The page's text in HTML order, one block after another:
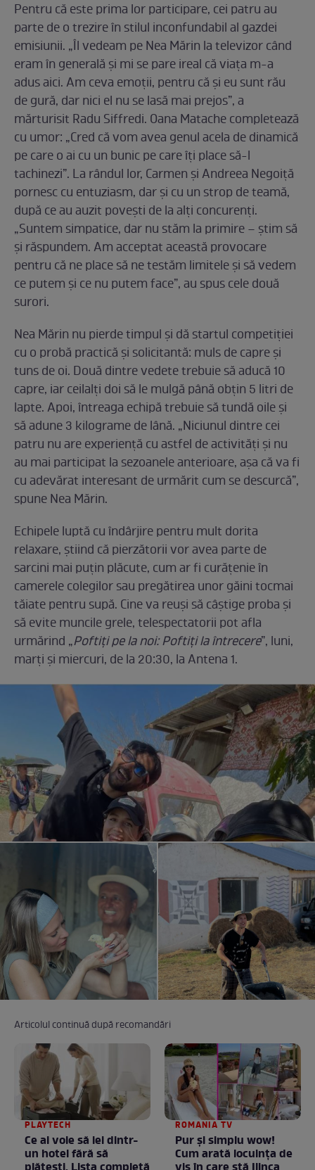
Pentru că este prima lor participare, cei patru au
parte de o trezire în stilul inconfundabil al gazdei
emisiunii. „Îl vedeam pe Nea Mărin la televizor când
eram în generală și mi se pare ireal că viața m-a
adus aici. Am ceva emoții, pentru că și eu sunt rău
de gură, dar nici el nu se lasă mai prejos”, a
mărturisit Radu Siffredi. Oana Matache completează
cu umor: „Cred că vom avea genul acela de dinamică
pe care o ai cu un bunic pe care îți place să-l
tachinezi”. La rândul lor, Carmen și Andreea Negoiță
pornesc cu entuziasm, dar și cu un strop de teamă,
după ce au auzit povești de la alți concurenți.
„Suntem simpatice, dar nu stăm la primire – știm să
și răspundem. Am acceptat această provocare
pentru că ne place să ne testăm limitele și să vedem
ce putem și ce nu putem face”, au spus cele două
surori.
Nea Mărin nu pierde timpul și dă startul competiției
cu o probă practică și solicitantă: muls de capre și
tuns de oi. Două dintre vedete trebuie să aducă 10
capre, iar ceilalți doi să le mulgă până obțin 5 litri de
lapte. Apoi, întreaga echipă trebuie să tundă oile și
să adune 3 kilograme de lână. „Niciunul dintre cei
patru nu are experiență cu astfel de activități și nu
au mai participat la sezoanele anterioare, așa că va fi
cu adevărat interesant de urmărit cum se descurcă”,
spune Nea Mărin.
Echipele luptă cu îndârjire pentru mult dorita
relaxare, știind că pierzătorii vor avea parte de
sarcini mai puțin plăcute, cum ar fi curățenie în
camerele colegilor sau pregătirea unor găini tocmai
tăiate pentru supă. Cine va reuși să câștige proba și
să evite muncile grele, telespectatorii pot afla
urmărind „Poftiți pe la noi: Poftiți la întrecere”, luni,
marți și miercuri, de la 20:30, la Antena 1.
Articolul continuă după recomandări
PLAYTECH
Ce ai voie să iei dintr-
un hotel fără să
ROMANIA TV
Pur și simplu wow!
Cum arată locuința de